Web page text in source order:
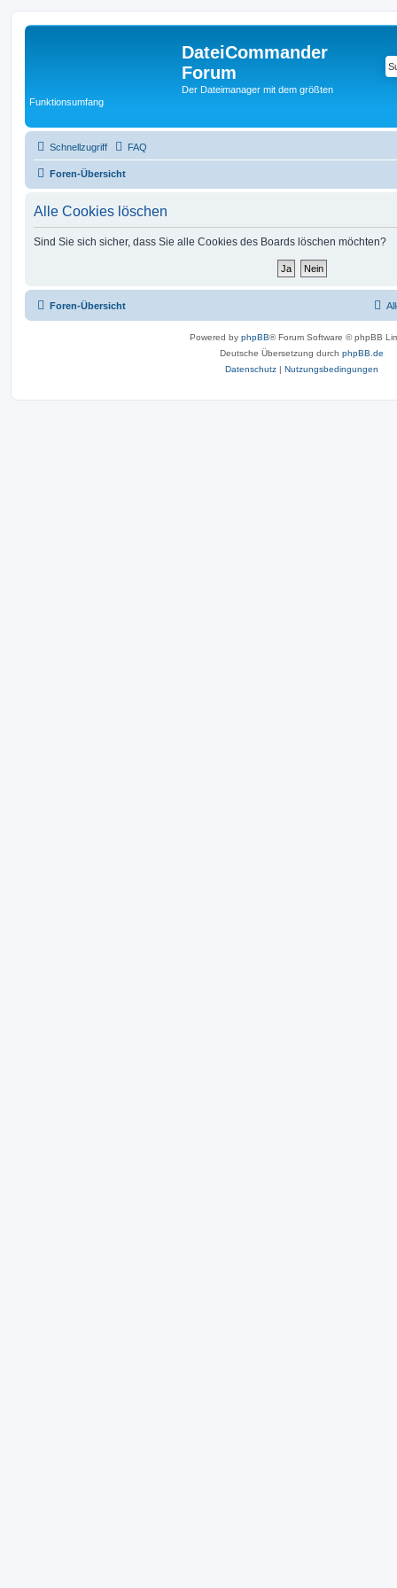
DateiCommander
Forum
Der Dateimanager mit dem größten
Funktionsumfang
Schnellzugriff FAQ
Foren-Übersicht
Alle Cookies löschen
Sind Sie sich sicher, dass Sie alle Cookies des Boards löschen möchten?
Foren-Übersicht
Powered by phpBB® Forum Software © phpBB
Deutsche Übersetzung durch phpBB.de
Datenschutz | Nutzungsbedingungen